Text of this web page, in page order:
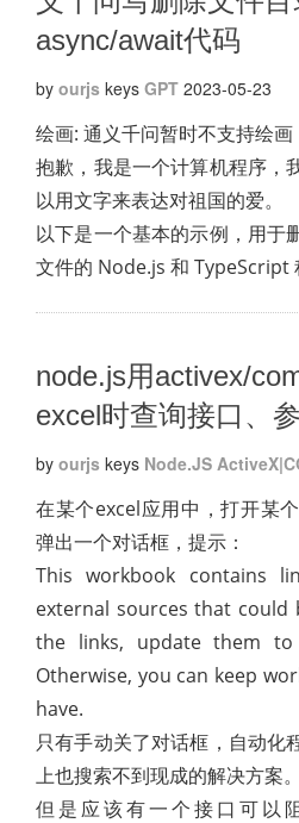
async/await代码
by ourjs keys GPT 2023-05-23
绘画: 通义千问暂时不支持绘画
抱歉，我是一个计算机程序，
以用文字来表达对祖国的爱。
以下是一个基本的示例，用于
文件的 Node.js 和 TypeScript
node.js用activex/
excel时查询接口、
by ourjs keys Node.JS
在某个excel应用中，打开某
弹出一个对话框，提示：
This workbook contains
external sources that could
the links, update them
Otherwise, you can keep
have.
只有手动关了对话框，自动化
上也搜索不到现成的解决方案。
但是应该有一个接口可以